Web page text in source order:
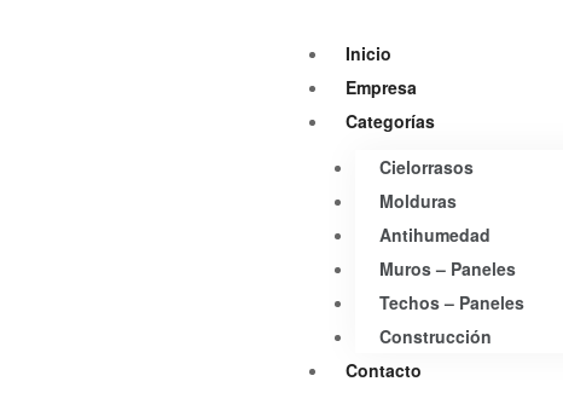
Inicio
Empresa
Categorías
Cielorrasos
Molduras
Antihumedad
Muros – Paneles
Techos – Paneles
Construcción
Contacto